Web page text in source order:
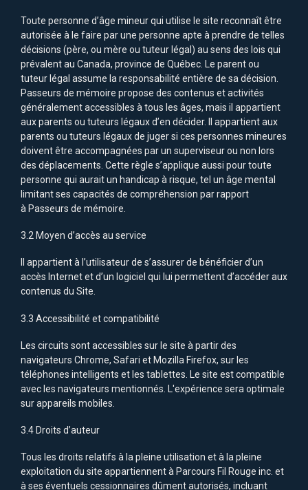
Toute personne d’âge mineur qui utilise le site reconnaît être
autorisée à le faire par une personne apte à prendre de telles
décisions (père, ou mère ou tuteur légal) au sens des lois qui
prévalent au Canada, province de Québec. Le parent ou
tuteur légal assume la responsabilité entière de sa décision.
Passeurs de mémoire propose des contenus et activités
généralement accessibles à tous les âges, mais il appartient
aux parents ou tuteurs légaux d’en décider. Il appartient aux
parents ou tuteurs légaux de juger si ces personnes mineures
doivent être accompagnées par un superviseur ou non lors
des déplacements. Cette règle s’applique aussi pour toute
personne qui aurait un handicap à risque, tel un âge mental
limitant ses capacités de compréhension par rapport
à Passeurs de mémoire.
3.2 Moyen d’accès au service
Il appartient à l’utilisateur de s’assurer de bénéficier d’un
accès Internet et d’un logiciel qui lui permettent d’accéder aux
contenus du Site.
3.3 Accessibilité et compatibilité
Les circuits sont accessibles sur le site à partir des
navigateurs Chrome, Safari et Mozilla Firefox, sur les
téléphones intelligents et les tablettes. Le site est compatible
avec les navigateurs mentionnés. L'expérience sera optimale
sur appareils mobiles.
3.4 Droits d’auteur
Tous les droits relatifs à la pleine utilisation et à la pleine
exploitation du site appartiennent à Parcours Fil Rouge inc. et
à ses éventuels cessionnaires dûment autorisés, incluant